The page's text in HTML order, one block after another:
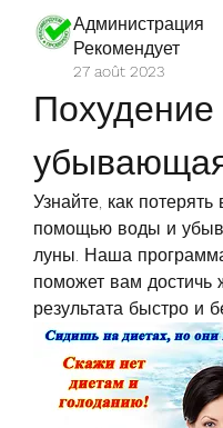
Администрация
Рекомендует
27 août 2023
Узнайте, как потерять
помощью воды и
луны. Наша
поможет вам достичь
результата быстро и